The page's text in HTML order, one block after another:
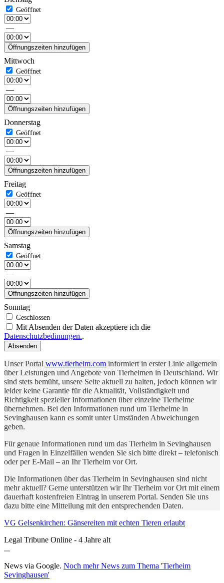
—
Öffnungszeiten hinzufügen
Mittwoch
—
Öffnungszeiten hinzufügen
Donnerstag
—
Öffnungszeiten hinzufügen
Freitag
—
Öffnungszeiten hinzufügen
Samstag
—
Öffnungszeiten hinzufügen
Sonntag
Mit Absenden der Daten akzeptiere ich die
Datenschutzbedinungen..
Absenden
Unser Portal www.tierheim.com informiert in erster Linie allgemein
über Leistungen und Angebote von Tierheimen in Deutschland. Wir
sind stets bemüht, unsere Seite aktuell zu halten, jedoch können wir
leider keine Garantie für die Aktualität, Vollständigkeit und
Richtigkeit spezieller Informationen über einzelne Tierheime
übernehmen. Bei den Informationen rund um Tierheime in
Sevinghausen kann es somit unter Umständen Abweichungen
geben.
Für genaue Informationen rund um das Tierheim in Sevinghausen
und Fragen in Einzelfällen wenden Sie sich bitte direkt – telefonisch
oder per E-Mail – an Ihr Tierheim vor Ort.
Die Informationen über das Tierheim in Sevinghausen sind nicht
mehr aktuell? Gerne unterstützen wir Ihr Tierheim vor Ort mit einem
dauerhaft kostenfreien Eintrag in unserem Portal. Senden Sie uns
dazu bitte eine Mitteilung mit den entsprechenden Daten.
VG Gelsenkirchen: Gänsereiten mit echten Tieren erlaubt
Legal Tribune Online - 4 Jahre alt
...
News via Google. Noch mehr News zum Thema 'Tierheim
Sevinghausen'